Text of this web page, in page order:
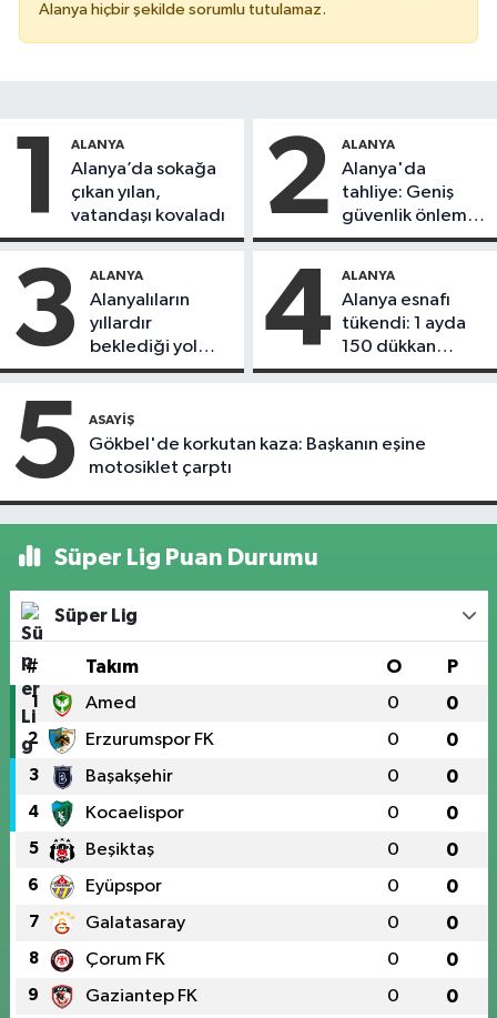
Alanya hiçbir şekilde sorumlu tutulamaz.
1 ALANYA
Alanya’da sokağa
çıkan yılan,
vatandaşı kovaladı
2 ALANYA
Alanya'da
tahliye: Geniş
güvenlik önlemi
alındı
3 ALANYA
Alanyalıların
yıllardır
beklediği yol
askıdan döndü
4 ALANYA
Alanya esnafı
tükendi: 1 ayda
150 dükkan
kapandı
5 ASAYIŞ
Gökbel'de korkutan kaza: Başkanın eşine
motosiklet çarptı
Süper Lig Puan Durumu
Süper Lig
# Takım O P
1 Amed 0 0
2 Erzurumspor FK 0 0
3 Başakşehir 0 0
4 Kocaelispor 0 0
5 Beşiktaş 0 0
6 Eyüpspor 0 0
7 Galatasaray 0 0
8 Çorum FK 0 0
9 Gaziantep FK 0 0